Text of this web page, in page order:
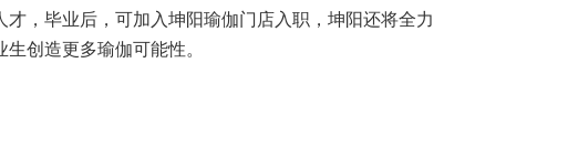
，毕业后，可加入坤阳瑜伽门店入职，坤阳还将全力
业生创造更多瑜伽可能性。